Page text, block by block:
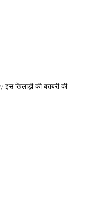
खिलाड़ी की बराबरी की